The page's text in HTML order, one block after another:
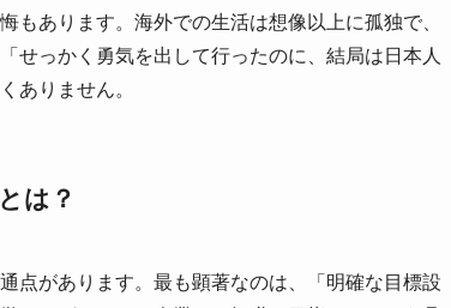
もあります。海外での生活は想像以上に孤独で、
せっかく勇気を出して行ったのに、結局は日本人
ありません。
は？
点があります。最も顕著なのは、「明確な目標設